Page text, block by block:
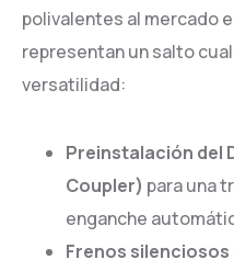
polivalentes al mercado
representan un salto
versatilidad:
Preinstalación del
Coupler) para una
enganche
Frenos